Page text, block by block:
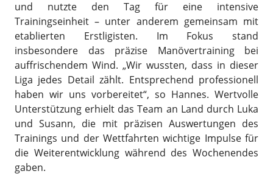
und nutzte den Tag für eine intensive
Trainingseinheit – unter anderem gemeinsam mit
etablierten Erstligisten. Im Fokus stand
insbesondere das präzise Manövertraining bei
auffrischendem Wind. „Wir wussten, dass in dieser
Liga jedes Detail zählt. Entsprechend professionell
haben wir uns vorbereitet“, so Hannes. Wertvolle
Unterstützung erhielt das Team an Land durch Luka
und Susann, die mit präzisen Auswertungen des
Trainings und der Wettfahrten wichtige Impulse für
die Weiterentwicklung während des Wochenendes
gaben.